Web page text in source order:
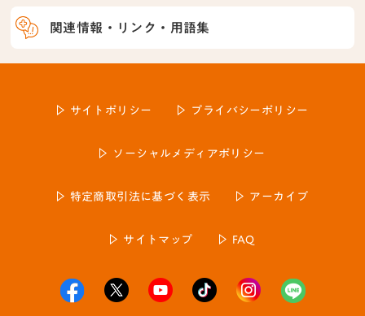
関連情報・リンク・用語集
サイトポリシー プライバシーポリシー
ソーシャルメディアポリシー
特定商取引法に基づく表示 アーカイブ
サイトマップ FAQ